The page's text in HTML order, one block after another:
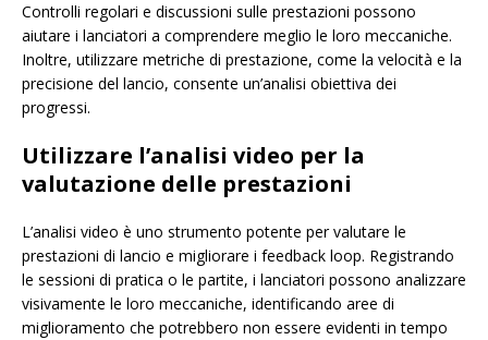
Controlli regolari e discussioni sulle prestazioni possono
aiutare i lanciatori a comprendere meglio le loro meccaniche.
Inoltre, utilizzare metriche di prestazione, come la velocità e la
precisione del lancio, consente un’analisi obiettiva dei
progressi.
Utilizzare l’analisi video per la
valutazione delle prestazioni
L’analisi video è uno strumento potente per valutare le
prestazioni di lancio e migliorare i feedback loop. Registrando
le sessioni di pratica o le partite, i lanciatori possono analizzare
visivamente le loro meccaniche, identificando aree di
miglioramento che potrebbero non essere evidenti in tempo